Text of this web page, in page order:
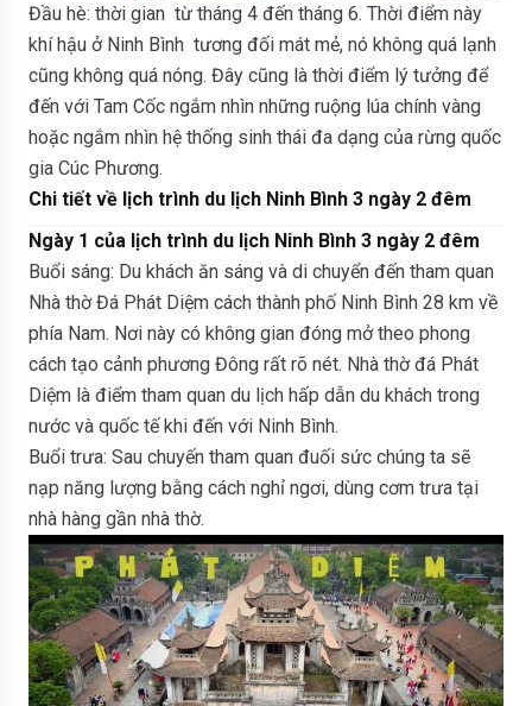
Đầu hè: thời gian từ tháng 4 đến tháng 6. Thời điểm này
khí hậu ở Ninh Bình tương đối mát mẻ, nó không quá lạnh
cũng không quá nóng. Đây cũng là thời điểm lý tưởng để
đến với Tam Cốc ngắm nhìn những ruộng lúa chính vàng
hoặc ngắm nhìn hệ thống sinh thái đa dạng của rừng quốc
gia Cúc Phương.
Chi tiết về lịch trình du lịch Ninh Bình 3 ngày 2 đêm
Ngày 1 của lịch trình du lịch Ninh Bình 3 ngày 2 đêm
Buổi sáng: Du khách ăn sáng và di chuyển đến tham quan
Nhà thờ Đá Phát Diệm cách thành phố Ninh Bình 28 km về
phía Nam. Nơi này có không gian đóng mở theo phong
cách tạo cảnh phương Đông rất rõ nét. Nhà thờ đá Phát
Diệm là điểm tham quan du lịch hấp dẫn du khách trong
nước và quốc tế khi đến với Ninh Bình.
Buổi trưa: Sau chuyến tham quan đuối sức chúng ta sẽ
nạp năng lượng bằng cách nghỉ ngơi, dùng cơm trưa tại
nhà hàng gần nhà thờ.